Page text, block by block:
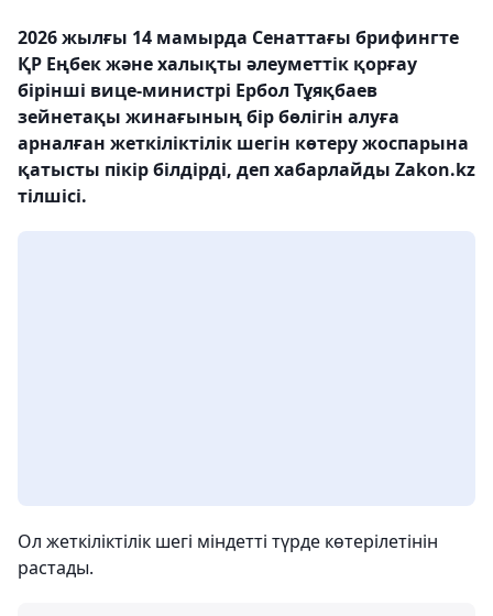
2026 жылғы 14 мамырда Сенаттағы брифингте
ҚР Еңбек және халықты әлеуметтік қорғау
бірінші вице-министрі Ербол Тұяқбаев
зейнетақы жинағының бір бөлігін алуға
арналған жеткіліктілік шегін көтеру жоспарына
қатысты пікір білдірді, деп хабарлайды Zakon.kz
тілшісі.
Ол жеткіліктілік шегі міндетті түрде көтерілетінін
растады.